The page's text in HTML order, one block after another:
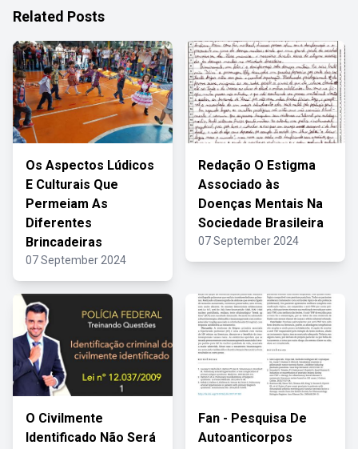
Related Posts
Os Aspectos Lúdicos
E Culturais Que
Permeiam As
Diferentes
Brincadeiras
07 September 2024
Redação O Estigma
Associado às
Doenças Mentais Na
Sociedade Brasileira
07 September 2024
O Civilmente
Identificado Não Será
Fan - Pesquisa De
Autoanticorpos